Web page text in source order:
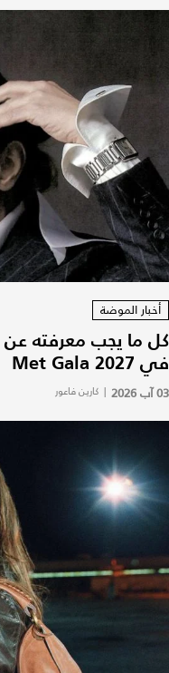
أخبار الموضة
في Met Gala 2027
03 آب 2026 | كارين فاعور